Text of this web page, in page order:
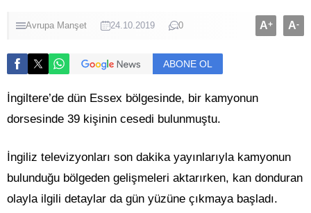
Avrupa Manşet 24.10.2019 0 A+ A-
ABONE OL
İngiltere’de dün Essex bölgesinde, bir kamyonun
dorsesinde 39 kişinin cesedi bulunmuştu.
İngiliz televizyonları son dakika yayınlarıyla kamyonun
bulunduğu bölgeden gelişmeleri aktarırken, kan donduran
olayla ilgili detaylar da gün yüzüne çıkmaya başladı.